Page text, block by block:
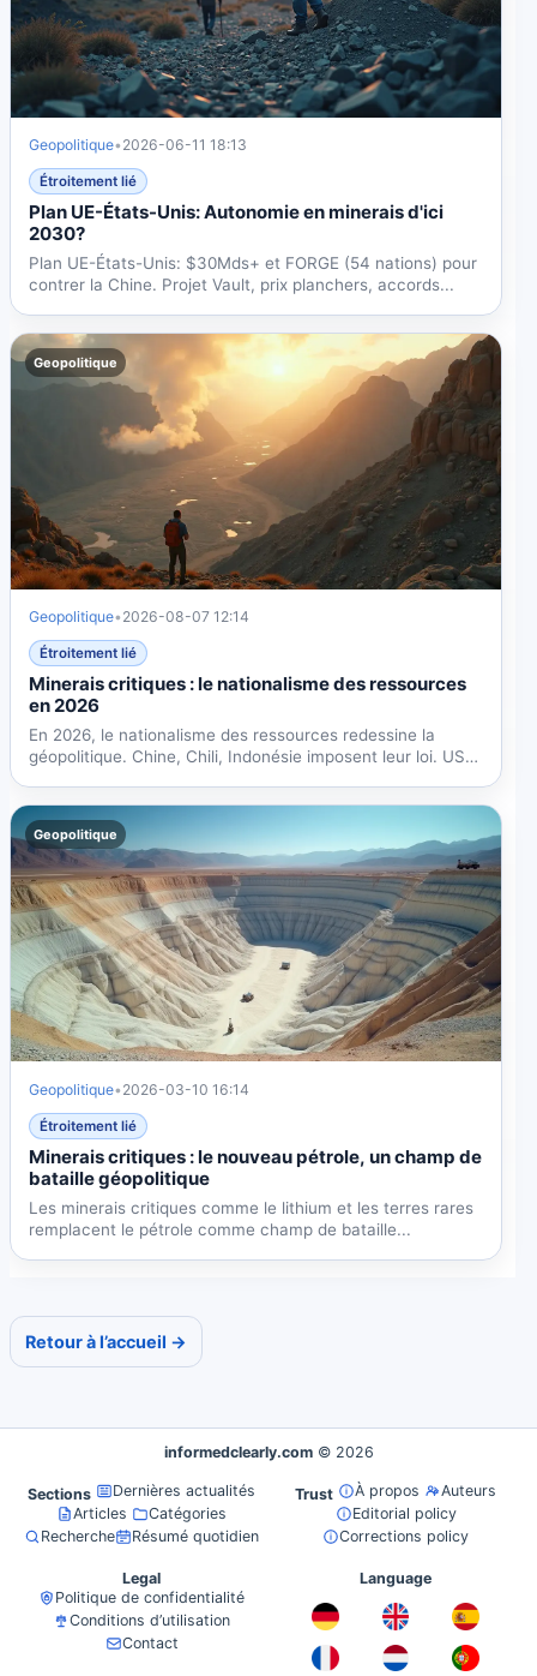
Geopolitique• 2026-06-11 18:13
Étroitement lié
Plan UE-États-Unis: Autonomie en minerais d'ici
2030?
Plan UE-États-Unis: $30Mds+ et FORGE (54 nations) pour
contrer la Chine. Projet Vault, prix planchers, accords...
Geopolitique
Geopolitique• 2026-08-07 12:14
Étroitement lié
Minerais critiques : le nationalisme des ressources
en 2026
En 2026, le nationalisme des ressources redessine la
géopolitique. Chine, Chili, Indonésie imposent leur loi. USA
Geopolitique
Geopolitique• 2026-03-10 16:14
Étroitement lié
Minerais critiques : le nouveau pétrole, un champ de
bataille géopolitique
Les minerais critiques comme le lithium et les terres rares
remplacent le pétrole comme champ de bataille...
Retour à l’accueil →
informedclearly.com © 2026
Sections
Dernières actualités
Articles
Catégories
Recherche
Résumé quotidien
Trust À propos
Auteurs
Editorial policy
Corrections policy
Legal
Politique de confidentialité
Conditions d’utilisation
Contact
Language